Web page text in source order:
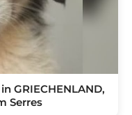
GRIECHENLAND,
Serres